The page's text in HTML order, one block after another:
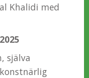
Khalidi med
själva